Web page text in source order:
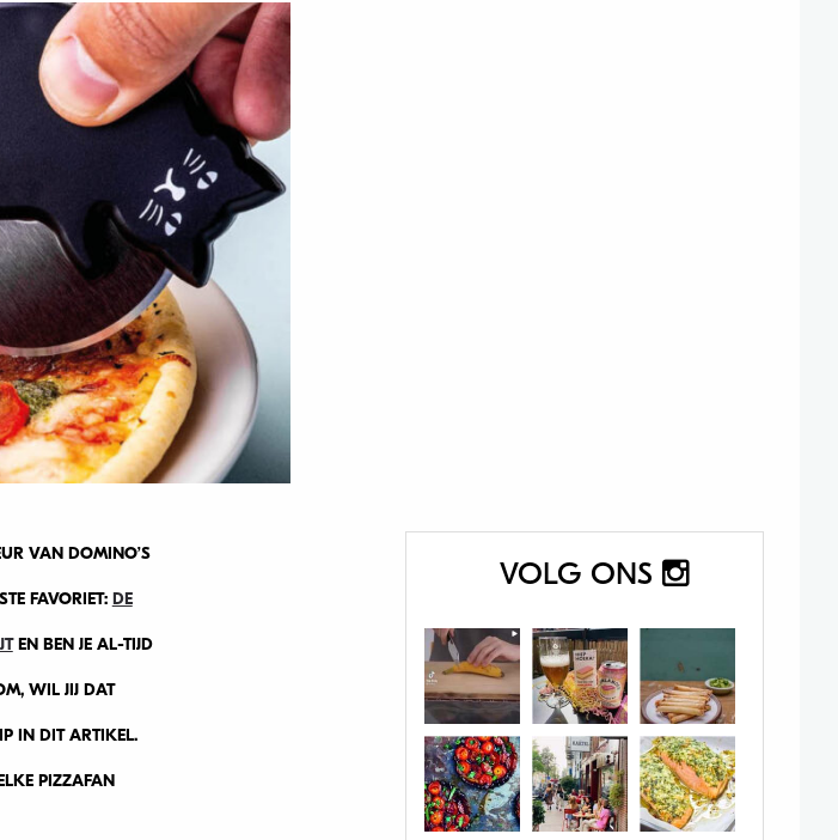
VOLG ONS
VAN DOMINO’S
FAVORIET: DE
EN BEN JE AL-TIJD
WIL JIJ DAT
IN DIT ARTIKEL.
PIZZAFAN